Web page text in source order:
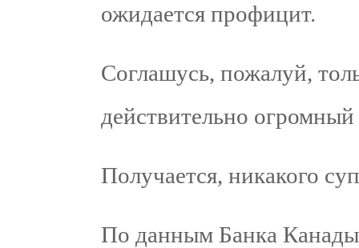
ожидается профицит.
Соглашусь, пожалуй,
действительно
Получается, никакого
По данным Банка